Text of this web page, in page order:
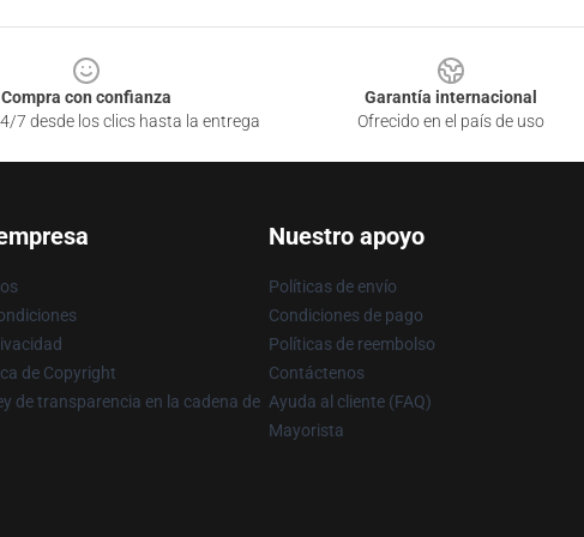
Compra con confianza
7 desde los clics hasta la entrega
Garantía internacional
Ofrecido en el país de uso
de Copyright
de transparencia en la cadena de
Nuestro apoyo
Políticas de envío
Condiciones de pago
Políticas de reembolso
Contáctenos
Ayuda al cliente (FAQ)
Mayorista